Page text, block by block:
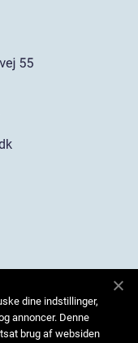
dine indstillinger,
annoncer. Denne
brug af websiden